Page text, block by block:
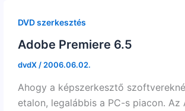
DVD szerkesztés
Adobe Premiere 6.5
dvdX/2006.06.02.
Ahogy a képszerkesztő
etalon, legalábbis a PC-s piacon.